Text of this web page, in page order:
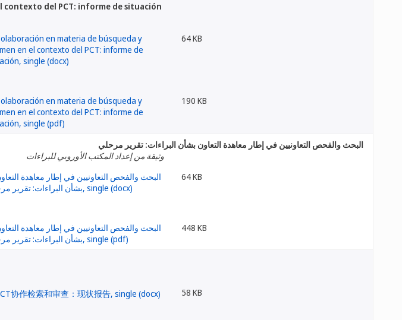
contexto del PCT: informe de situación
64 KB
190 KB
البحث والفحص التعاونيين في إطار معاهدة التعاون بشأن البراءات: تقرير مرحلي
وثيقة من إعداد المكتب الأوروبي للبراءات
64 KB
448 KB
58 KB